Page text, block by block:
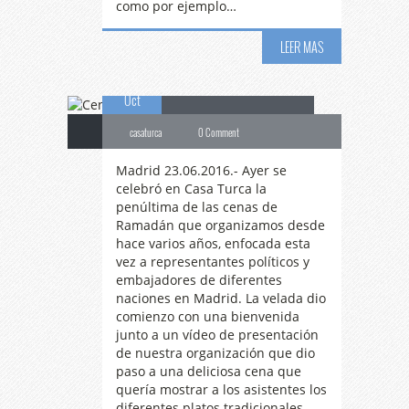
como por ejemplo…
LEER MAS
Oct
Cenade Ramadán
casaturca 0 Comment
Madrid 23.06.2016.- Ayer se
celebró en Casa Turca la
penúltima de las cenas de
Ramadán que organizamos desde
hace varios años, enfocada esta
vez a representantes políticos y
embajadores de diferentes
naciones en Madrid. La velada dio
comienzo con una bienvenida
junto a un vídeo de presentación
de nuestra organización que dio
paso a una deliciosa cena que
quería mostrar a los asistentes los